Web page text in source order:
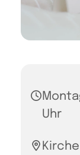
Uhr